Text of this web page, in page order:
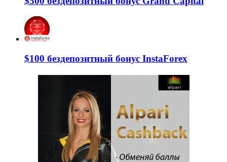
$100 бездепозитный бонус InstaForex